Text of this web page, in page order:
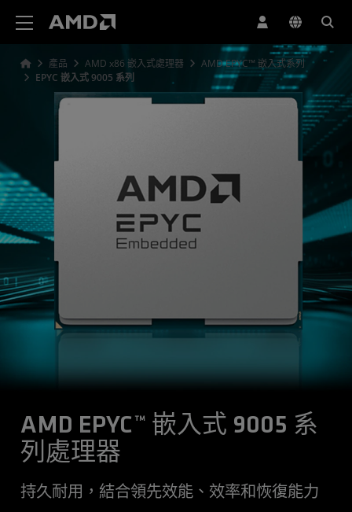
產品 AMD x86 嵌入式處理器
AMD EPYC™ 嵌入式系列
EPYC 嵌入式 9005 系列
AMD EPYC™ 嵌入式 9005 系
列處理器
持久耐用，結合領先效能、效率和恢復能力